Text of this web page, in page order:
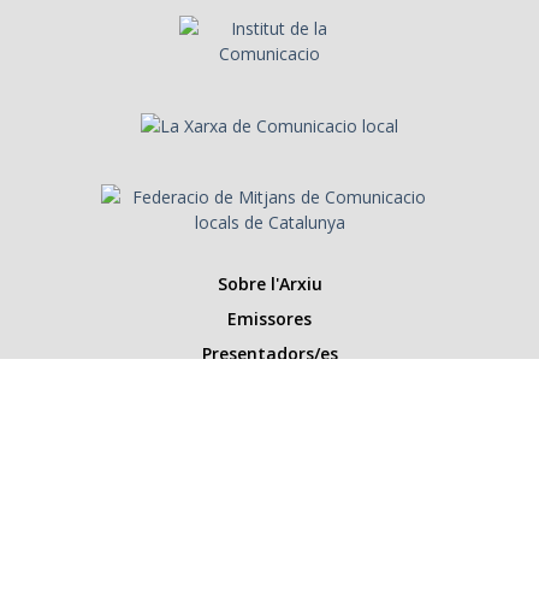
Sobre l'Arxiu
Emissores
Presentadors/es